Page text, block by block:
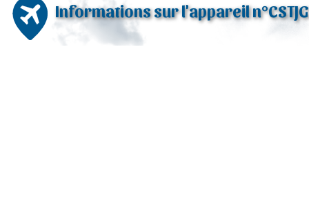
Informations sur l'appareil n°CSTJG